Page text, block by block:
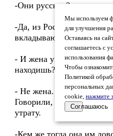
-Они русские?
-Да, из России. И в
вкладываются там в
- И жена у ВиктОра
находишь?
- Не жена. Та умерла
Говорили, что он,
утрату.
-Кем же тогда она им
Мы используем
для улучшения
Оставаясь на
соглашаетесь с
использования
Чтобы
Политикой
персональных
cookie, нажмите
Соглашаюсь